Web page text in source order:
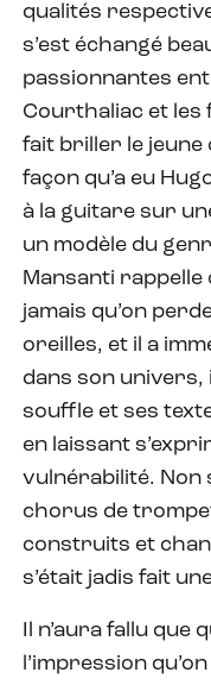
qualités
s’est échangé
passionnantes
Courthaliac et les
fait briller le
façon qu’a eu
à la guitare sur
un modèle du
Mansanti rappelle
jamais qu’on
oreilles, et il a
dans son univers,
souffle et ses
en laissant
vulnérabilité. Non
chorus de
construits et
s’était jadis fait
Il n’aura fallu que
l’impression